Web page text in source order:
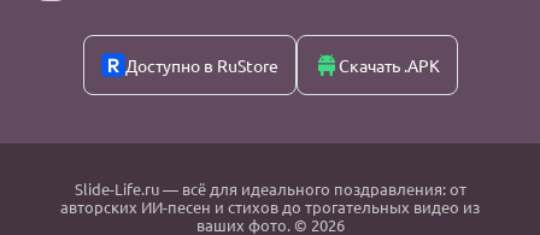
Доступно в RuStore Скачать .APK
Slide-Life.ru— всё для идеального поздравления: от
авторских ИИ-песен и стихов до трогательных видео из
ваших фото. © 2026